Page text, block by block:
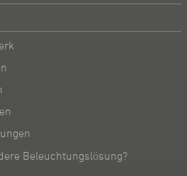
Beleuchtungslösung?